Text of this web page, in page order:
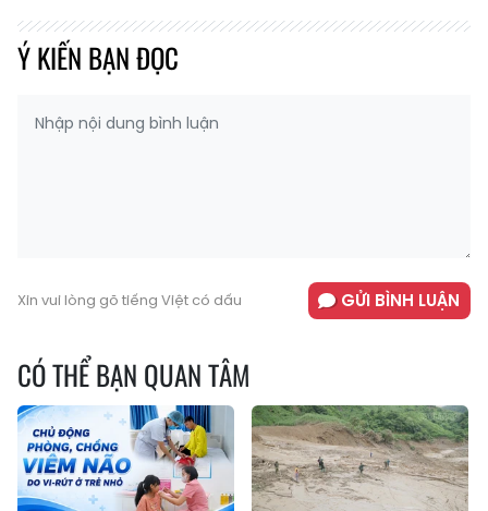
Ý KIẾN BẠN ĐỌC
Xin vui lòng gõ tiếng Việt có dấu GỬI BÌNH LUẬN
CÓ THỂ BẠN QUAN TÂM